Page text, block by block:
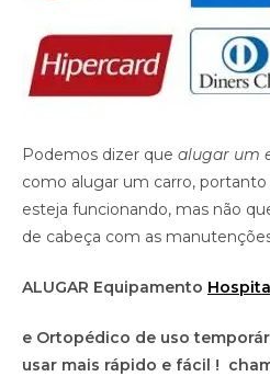
Podemos dizer que alugar um
como alugar um carro,
esteja funcionando, mas não
de cabeça com as
ALUGAR Equipamento
e Ortopédico de uso
usar mais rápido e fácil !